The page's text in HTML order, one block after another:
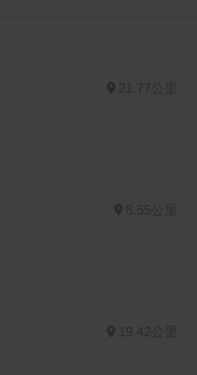
21.77公里
8.55公里
19.42公里